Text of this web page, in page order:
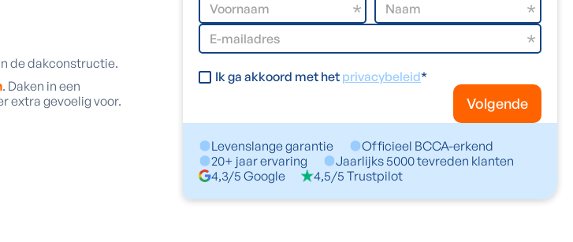
Ik ga akkoord met het privacybeleid*
Volgende
Levenslange garantie
Officieel BCCA-erkend
20+ jaar ervaring
Jaarlijks 5000 tevreden klanten
4,3/5 Google
4,5/5 Trustpilot
de dakconstructie.
. Daken in een
extra gevoelig voor.